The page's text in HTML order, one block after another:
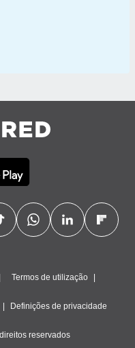
Termos de utilização
Definições de privacidade
reservados